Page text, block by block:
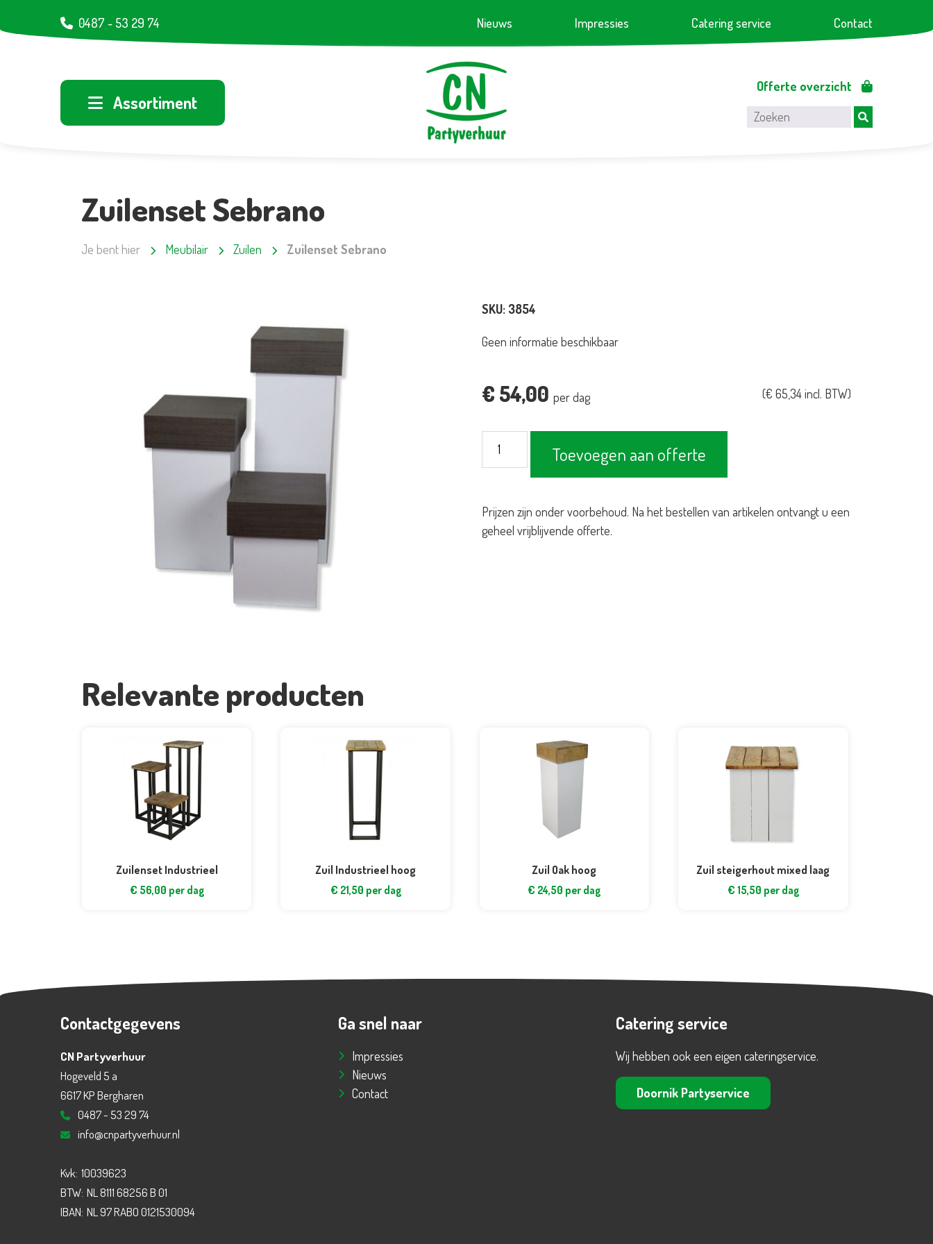
0487 - 53 29 74 Nieuws Impressies Catering service Contact
Assortiment
Offerte overzicht
Zuilenset Sebrano
Je bent hier Meubilair Zuilen Zuilenset Sebrano
SKU: 3854
Geen informatie beschikbaar
€ 54,00 per dag (€ 65,34incl. BTW)
Sebrano
Toevoegen aan offerte
Prijzen zijn onder voorbehoud. Na het bestellen van artikelen ontvangt u een
geheel vrijblijvende offerte.
Relevante producten
Zuilenset Industrieel
€ 56,00 per dag
Zuil Industrieel hoog
€ 21,50 per dag
Zuil Oak hoog
€ 24,50 per dag
Zuil steigerhout mixed laag
€ 15,50 per dag
Contactgegevens
CN Partyverhuur
Hogeveld 5 a
6617 KP Bergharen
0487 - 53 29 74
info@cnpartyverhuur.nl
Kvk: 10039623
BTW: NL 8111 68256 B 01
IBAN: NL 97 RABO 0121530094
Ga snel naar
Impressies
Nieuws
Contact
Catering service
Wij hebben ook een eigen cateringservice.
Doornik Partyservice